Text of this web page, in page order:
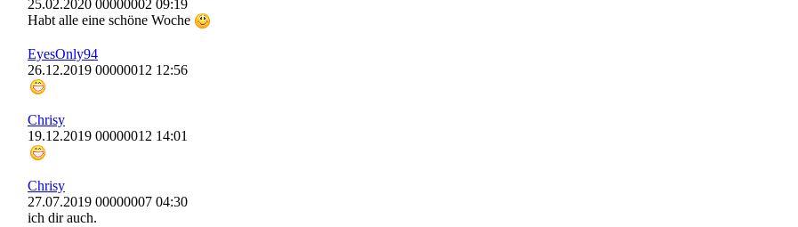
25.02.2020 00000002 09:19
Habt alle eine schöne Woche
EyesOnly94
26.12.2019 00000012 12:56
Chrisy
19.12.2019 00000012 14:01
Chrisy
27.07.2019 00000007 04:30
ich dir auch.